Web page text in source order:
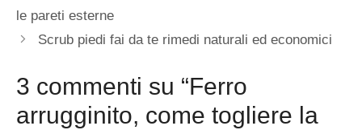
le pareti esterne
Scrub piedi fai da te rimedi naturali ed economici
3 commenti su “Ferro
arrugginito, come togliere la